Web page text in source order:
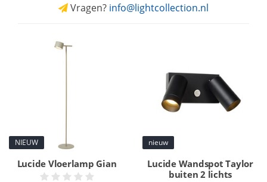
Vragen? info@lightcollection.nl
NIEUW
Lucide Vloerlamp Gian
nieuw
Lucide Wandspot Taylor
buiten 2 lichts